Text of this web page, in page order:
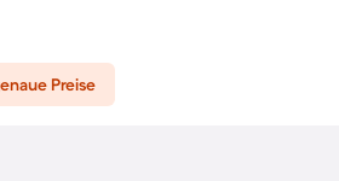
Preise